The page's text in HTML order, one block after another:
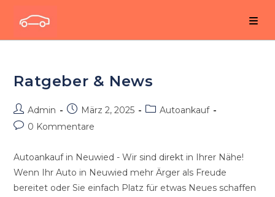
Inhalt
springen
Ratgeber & News
Beitrags-
Autor:
Admin
Beitrag
veröffentlicht:
März 2, 2025
Beitrags-
Autoankauf
Beitrags-
0 Kommentare
Autoankauf in Neuwied - Wir sind direkt in Ihrer Nähe!
Wenn Ihr Auto in Neuwied mehr Ärger als Freude
bereitet oder Sie einfach Platz für etwas Neues schaffen